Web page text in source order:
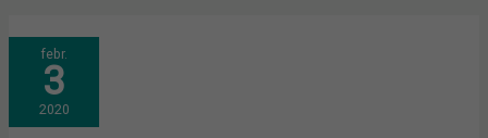
febr.
3
2020
“DIGITAL
JOURNEY”:
UNA
FORMACIÓ
PER
APROFUNDIR
EN